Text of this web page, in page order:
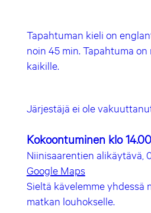
Tapahtuman kieli on
noin 45 min. Tapahtuma
kaikille.
Järjestäjä ei ole
Kokoontuminen klo
Niinisaarentien alikäytävä,
Google Maps
Sieltä kävelemme yhdessä
matkan louhokselle.